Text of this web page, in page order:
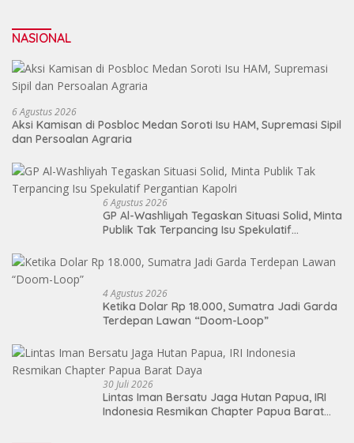
NASIONAL
6 Agustus 2026
Aksi Kamisan di Posbloc Medan Soroti Isu HAM, Supremasi Sipil
dan Persoalan Agraria
6 Agustus 2026
GP Al-Washliyah Tegaskan Situasi Solid, Minta
Publik Tak Terpancing Isu Spekulatif
4 Agustus 2026
Ketika Dolar Rp 18.000, Sumatra Jadi Garda
Terdepan Lawan “Doom-Loop”
30 Juli 2026
Lintas Iman Bersatu Jaga Hutan Papua, IRI
Indonesia Resmikan Chapter Papua Barat